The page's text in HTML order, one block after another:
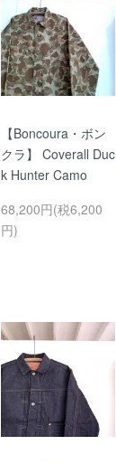
【Boncoura・ボン
クラ】 Coverall Duc
k Hunter Camo
68,200円(税6,200
円)